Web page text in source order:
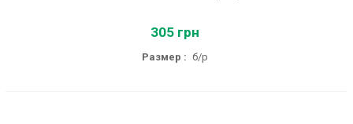
305 грн
Размер : б/р